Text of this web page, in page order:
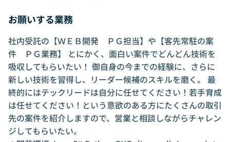
お願いする業務
社内受託の【ＷＥＢ開発 ＰＧ担当】や【客先常駐の案
件 ＰＧ業務】 とにかく、面白い案件でどんどん技術を
吸収してもらいたい！ 御自身の今までの経験に、さらに
新しい技術を習得し、リーダー候補のスキルを磨く。 最
終的にはテックリードは自分に任せてください！若手育成
は任せてください！という意欲のある方にたくさんの取引
先の案件を紹介しますので、営業と相談しながらチャレン
ジしてもらいたい。